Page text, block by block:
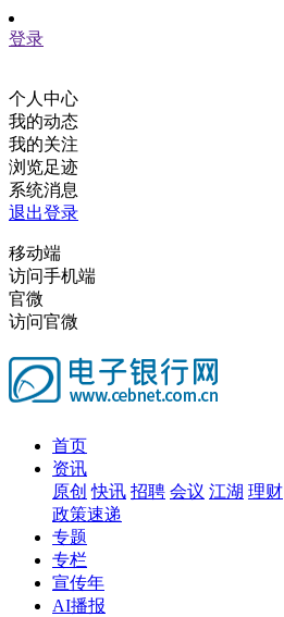
登录
个人中心
我的动态
我的关注
浏览足迹
系统消息
退出登录
移动端
访问手机端
官微
访问官微
首页
资讯
原创 快讯 招聘 会议 江湖 理财
政策速递
专题
专栏
宣传年
AI播报